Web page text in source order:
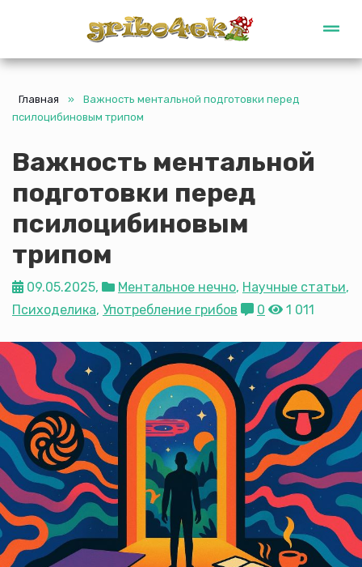
Gribo4ek
Главная »
Важность ментальной подготовки перед
псилоцибиновым трипом
Важность ментальной
подготовки перед
псилоцибиновым
трипом
09.05.2025, Ментальное нечно, Научные статьи,
Психоделика, Употребление грибов 0 1 011